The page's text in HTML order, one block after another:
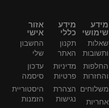
מידע
שימושי
שאלות
ותשובות
החלפות
והחזרות
משלוחים
אחריות
מידע
כללי
תקנון
האתר
מדיניות
פרטיות
הצהרת
נגישות
אזור
אישי
החשבון
שלי
עדכון
סיסמה
היסטוריית
הזמנות